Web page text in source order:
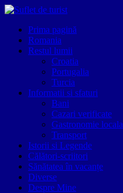
Prima pagină
Romania
Restul lumii
Croatia
Portugalia
Turcia
Informatii si sfaturi
Bani
Cazari verificate
Gastronomie locala
Transport
Istorii si Legende
Călători-scriitori
Sănătatea în vacanțe
Diverse
Despre Mine